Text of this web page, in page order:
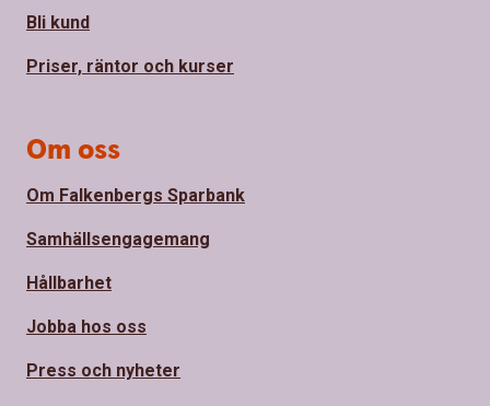
Bli kund
Priser, räntor och kurser
Om oss
Om Falkenbergs Sparbank
Samhällsengagemang
Hållbarhet
Jobba hos oss
Press och nyheter